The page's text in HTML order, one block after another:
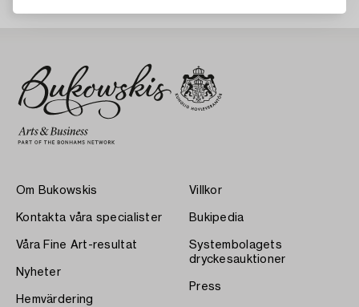
Om Bukowskis
Kontakta våra specialister
Våra Fine Art-resultat
Nyheter
Hemvärdering
Villkor
Bukipedia
Systembolagets
dryckesauktioner
Press